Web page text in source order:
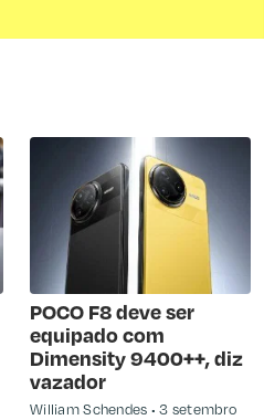
POCO F8 deve ser
equipado com
Dimensity 9400++, diz
vazador
William Schendes
3 setembro